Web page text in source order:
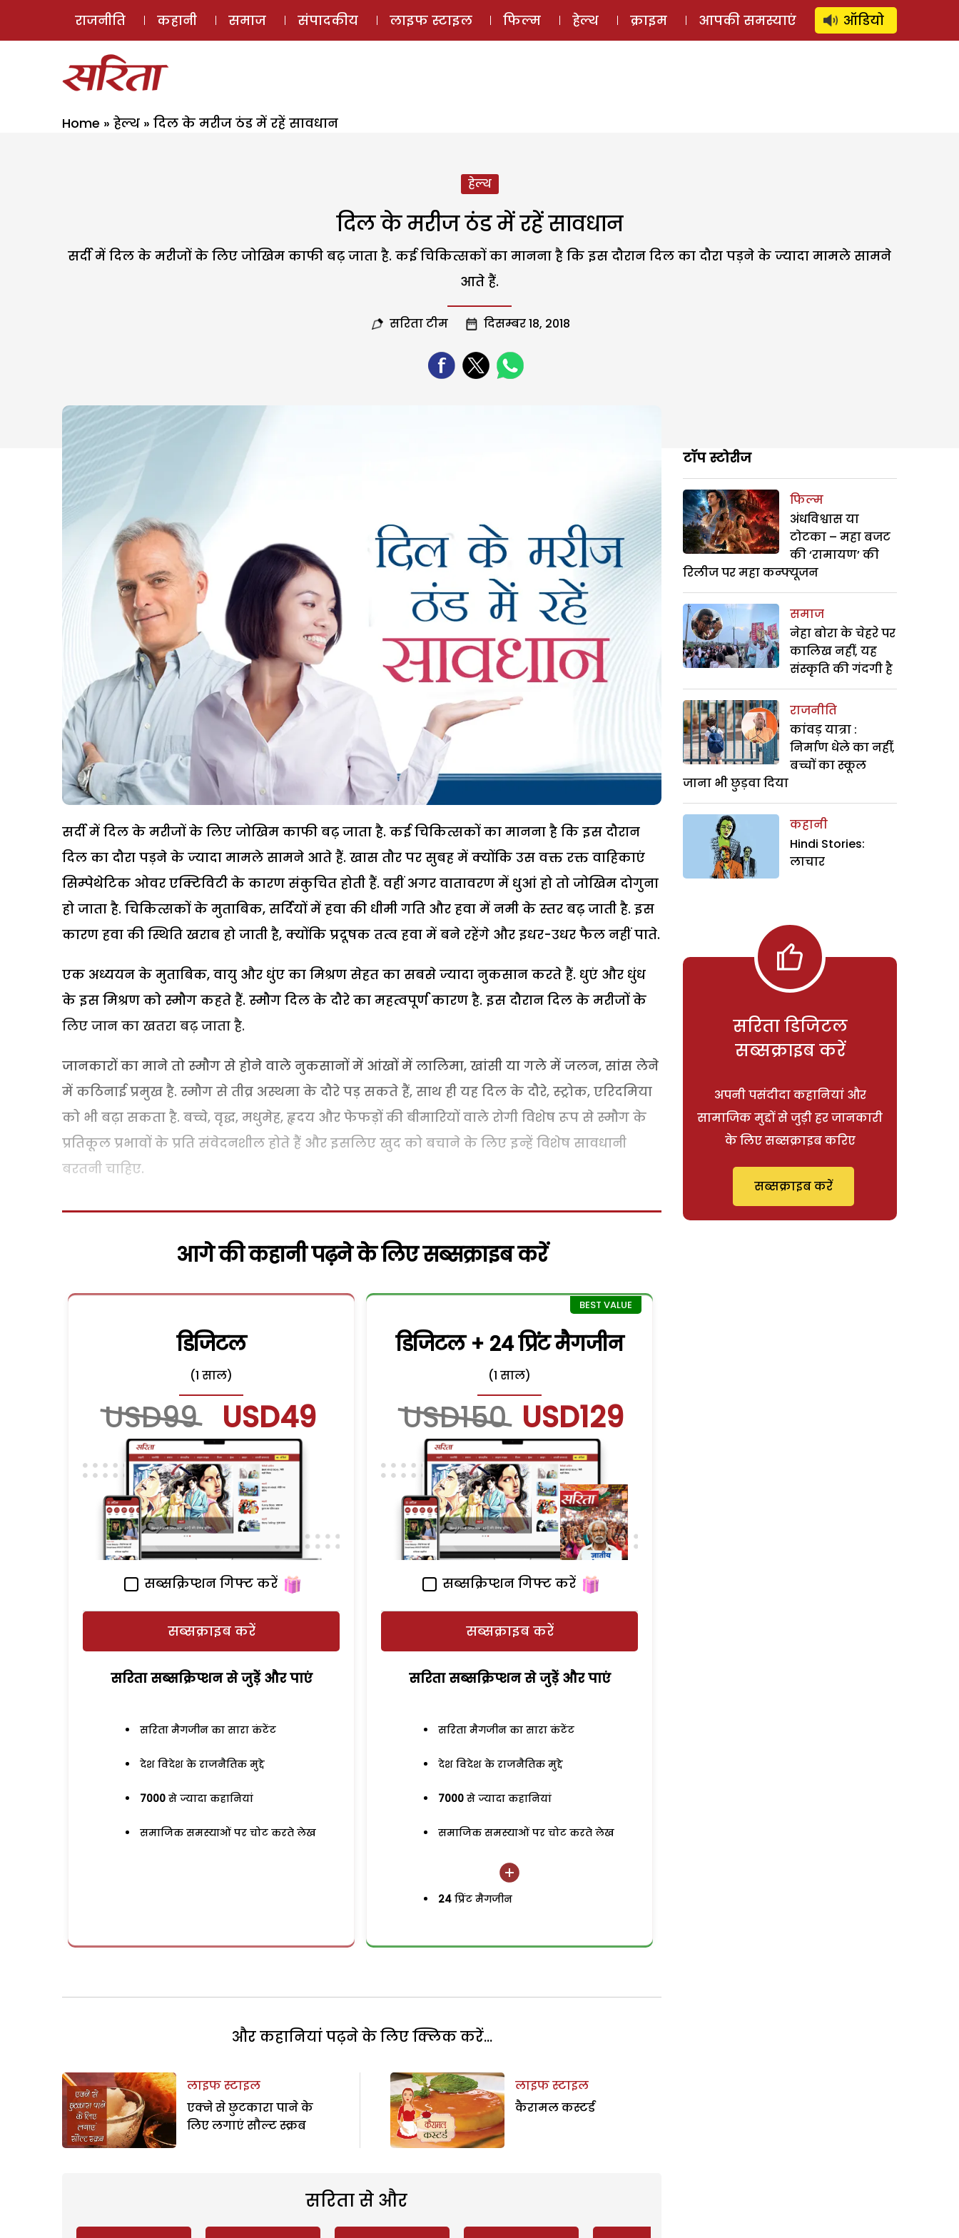
ई-मैगज़ीन ऑडियो स्टोरी लॉग इन ⚲ SUBSCRIBE
राजनीति कहानी समाज संपादकीय लाइफ स्टाइल फिल्म हेल्थ क्राइम आपकी समस्याएं ऑडियो
Home » हेल्थ » दिल के मरीज ठंड में रहें सावधान
हेल्थ
दिल के मरीज ठंड में रहें सावधान
सर्दी में दिल के मरीजों के लिए जोखिम काफी बढ़ जाता है. कई चिकित्सकों का मानना है कि इस दौरान दिल का दौरा पड़ने के ज्यादा मामले सामने
आते हैं.
सरिता टीम दिसम्बर 18, 2018
सर्दी में दिल के मरीजों के लिए जोखिम काफी बढ़ जाता है. कई चिकित्सकों का मानना है कि इस दौरान
दिल का दौरा पड़ने के ज्यादा मामले सामने आते हैं. खास तौर पर सुबह में क्योंकि उस वक्त रक्त वाहिकाएं
सिम्पेथेटिक ओवर एक्टिविटी के कारण संकुचित होती हैं. वहीं अगर वातावरण में धुआं हो तो जोखिम दोगुना
हो जाता है. चिकित्सकों के मुताबिक, सर्दियों में हवा की धीमी गति और हवा में नमी के स्तर बढ़ जाती है. इस
कारण हवा की स्थिति खराब हो जाती है, क्योंकि प्रदूषक तत्व हवा में बने रहेंगे और इधर-उधर फैल नहीं पाते.
एक अध्ययन के मुताबिक, वायु और धुंए का मिश्रण सेहत का सबसे ज्यादा नुकसान करते हैं. धुएं और धुंध
के इस मिश्रण को स्मौग कहते हैं. स्मौग दिल के दौरे का महत्वपूर्ण कारण है. इस दौरान दिल के मरीजों के
लिए जान का खतरा बढ़ जाता है.
जानकारों का माने तो स्मौग से होने वाले नुकसानों में आंखों में लालिमा, खांसी या गले में जलन, सांस लेने
में कठिनाई प्रमुख है. स्मौग से तीव्र अस्थमा के दौरे पड़ सकते हैं, साथ ही यह दिल के दौरे, स्ट्रोक, एरिदमिया
को भी बढ़ा सकता है. बच्चे, वृद्ध, मधुमेह, हृदय और फेफड़ों की बीमारियों वाले रोगी विशेष रूप से स्मौग के
प्रतिकूल प्रभावों के प्रति संवेदनशील होते हैं और इसलिए खुद को बचाने के लिए इन्हें विशेष सावधानी
बरतनी चाहिए.
आगे की कहानी पढ़ने के लिए सब्सक्राइब करें
डिजिटल
(1 साल)
USD99 USD49
सब्सक्रिप्शन गिफ्ट करें
सब्सक्राइब करें
सरिता सब्सक्रिप्शन से जुड़ेें और पाएं
सरिता मैगजीन का सारा कंटेंट
देश विदेश के राजनैतिक मुद्दे
7000 से ज्यादा कहानियां
समाजिक समस्याओं पर चोट करते लेख
डिजिटल + 24 प्रिंट मैगजीन
(1 साल)
USD150 USD129
सब्सक्रिप्शन गिफ्ट करें
सब्सक्राइब करें
सरिता सब्सक्रिप्शन से जुड़ेें और पाएं
सरिता मैगजीन का सारा कंटेंट
देश विदेश के राजनैतिक मुद्दे
7000 से ज्यादा कहानियां
समाजिक समस्याओं पर चोट करते लेख
24 प्रिंट मैगजीन
और कहानियां पढ़ने के लिए क्लिक करें...
लाइफ स्टाइल
एक्ने से छुटकारा पाने के
लिए लगाएं सौल्ट स्क्रब
लाइफ स्टाइल
कैरामल कस्टर्ड
सरिता से और
टॉप स्टोरीज
फिल्म
अंधविश्वास या
टोटका – महा बजट
की ‘रामायण’ की
रिलीज पर महा कन्फ्यूजन
समाज
नेहा बोरा के चेहरे पर
कालिख नहीं, यह
संस्कृति की गंदगी है
राजनीति
कांवड़ यात्रा :
निर्माण धेले का नहीं,
बच्चों का स्कूल
जाना भी छुड़वा दिया
कहानी
Hindi Stories:
लाचार
सरिता डिजिटल
सब्सक्राइब करें
अपनी पसंदीदा कहानियां और
सामाजिक मुद्दों से जुड़ी हर जानकारी
के लिए सब्सक्राइब करिए
सब्सक्राइब करें